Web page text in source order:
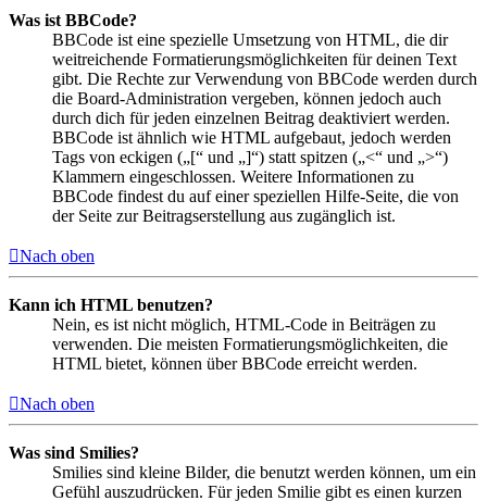
Was ist BBCode?
BBCode ist eine spezielle Umsetzung von HTML, die dir
weitreichende Formatierungsmöglichkeiten für deinen Text
gibt. Die Rechte zur Verwendung von BBCode werden durch
die Board-Administration vergeben, können jedoch auch
durch dich für jeden einzelnen Beitrag deaktiviert werden.
BBCode ist ähnlich wie HTML aufgebaut, jedoch werden
Tags von eckigen („[“ und „]“) statt spitzen („<“ und „>“)
Klammern eingeschlossen. Weitere Informationen zu
BBCode findest du auf einer speziellen Hilfe-Seite, die von
der Seite zur Beitragserstellung aus zugänglich ist.
Nach oben
Kann ich HTML benutzen?
Nein, es ist nicht möglich, HTML-Code in Beiträgen zu
verwenden. Die meisten Formatierungsmöglichkeiten, die
HTML bietet, können über BBCode erreicht werden.
Nach oben
Was sind Smilies?
Smilies sind kleine Bilder, die benutzt werden können, um ein
Gefühl auszudrücken. Für jeden Smilie gibt es einen kurzen